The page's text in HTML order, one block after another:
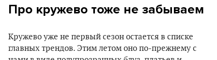
Про кружево тоже не забываем
Кружево уже не первый сезон остается в списке
главных трендов. Этим летом оно по-прежнему с